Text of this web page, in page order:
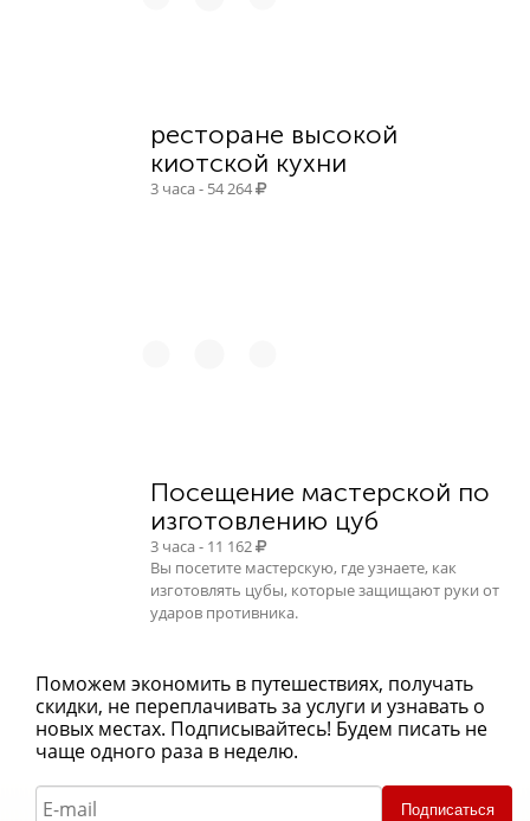
ресторане высокой
киотской кухни
3 часа - 54 264
Посещение мастерской по
изготовлению цуб
3 часа - 11 162
Вы посетите мастерскую, где узнаете, как
изготовлять цубы, которые защищают руки от
ударов противника.
Поможем экономить в путешествиях, получать
скидки, не переплачивать за услуги и узнавать о
новых местах. Подписывайтесь! Будем писать не
чаще одного раза в неделю.
Подписаться